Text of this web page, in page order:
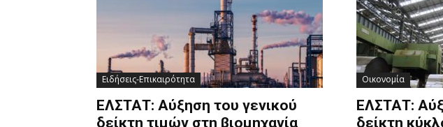
Ειδήσεις-Επικαιρότητα
ΕΛΣΤΑΤ: Αύξηση του γενικού
δείκτη τιμών στη βιομηχανία
Οικονομία
ΕΛΣΤΑΤ:
δείκτη